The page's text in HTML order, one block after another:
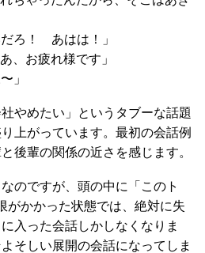
ろ！ あはは！」
、お疲れ様です」
」
やめたい」というタブーな話題
上がっています。最初の会話例
後輩の関係の近さを感じます。
のですが、頭の中に「このト
がかかった状態では、絶対に失
入った会話しかしなくなりま
そしい展開の会話になってしま